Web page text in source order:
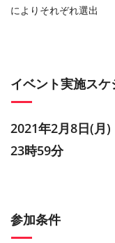
によりそれぞれ選出
イベント実施スケ
2021年2月8日(月
23時59分
参加条件